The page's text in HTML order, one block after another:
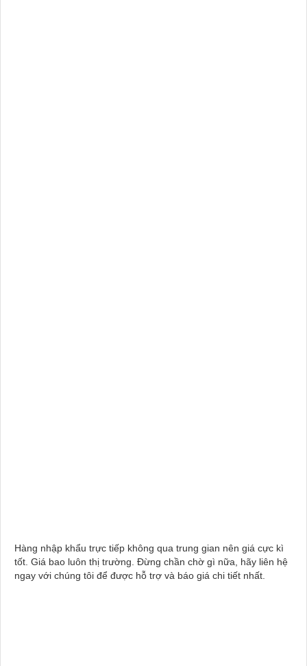
Hàng nhập khẩu trực tiếp không qua trung gian nên giá cực kì
tốt. Giá bao luôn thị trường. Đừng chần chờ gì nữa, hãy liên hệ
ngay với chúng tôi để được hỗ trợ và báo giá chi tiết nhất